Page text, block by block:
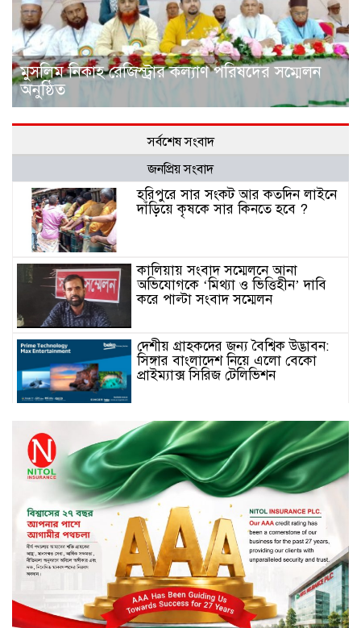
মুসলিম নিকাহ রেজিস্ট্রার কল্যাণ পরিষদের সম্মেলন
অনুষ্ঠিত
সর্বশেষ সংবাদ
জনপ্রিয় সংবাদ
হরিপুরে সার সংকট আর কতদিন লাইনে
দাঁড়িয়ে কৃষকে সার কিনতে হবে ?
কালিয়ায় সংবাদ সম্মেলনে আনা
অভিযোগকে ‘মিথ্যা ও ভিত্তিহীন’ দাবি
করে পাল্টা সংবাদ সম্মেলন
দেশীয় গ্রাহকদের জন্য বৈশ্বিক উদ্ভাবন:
সিঙ্গার বাংলাদেশ নিয়ে এলো বেকো
প্রাইম্যাক্স সিরিজ টেলিভিশন
স্মার্টফোন ডিসপ্লেতে নতুন যুগ: ০ মিমি
বর্ডারলেস কনসেপ্ট আনল টেকনো
মাধবপুরে সিএনজি ও ট্রাকের মুখোমুখি
সংঘর্ষে নিহত দুই জন
ইসলামী ব্যাংকের শরী’আহ
সুপারভাইজরি কমিটির সভা অনুষ্ঠিত